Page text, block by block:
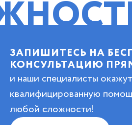
ЗАПИШИТЕСЬ НА
КОНСУЛЬТАЦИЮ
и наши специалисты
квалифицированную
любой сложности!